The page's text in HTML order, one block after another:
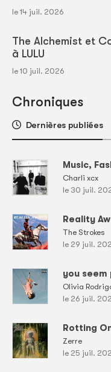
le 14 juil. 2026
The Alchemist et
à LULU
le 10 juil. 2026
Chroniques
Dernières publiées
Music,
Charli xcx
le 30 juil.
Reality
The Strokes
le 29 juil.
you
Olivia
le 26 juil.
Rotting
Zerre
le 25 juil.